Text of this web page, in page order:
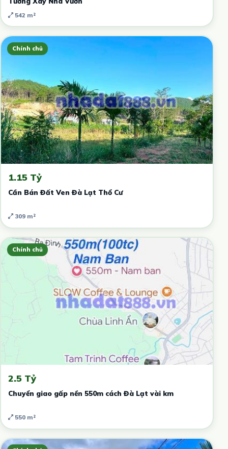
542 m²
Chính chủ
1.15 Tỷ
Cần Bán Đất Ven Đà Lạt Thổ Cư
309 m²
Chính chủ
2.5 Tỷ
Chuyển giao gấp nền 550m cách Đà Lạt vài km
550 m²